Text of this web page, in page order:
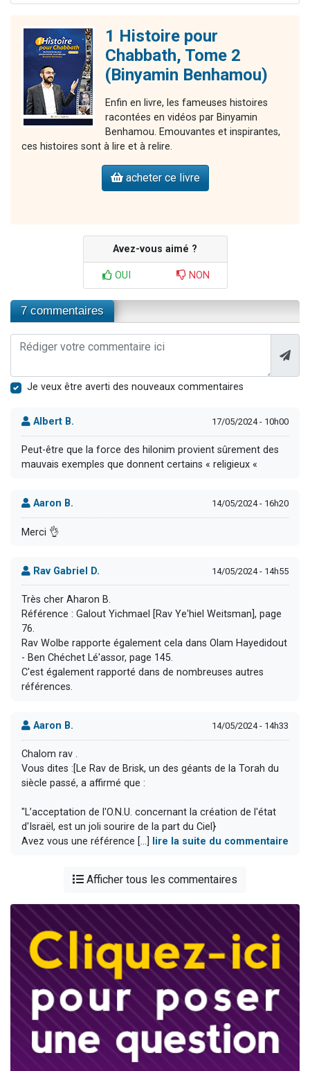
1 Histoire pour
Chabbath, Tome 2
(Binyamin Benhamou)
Enfin en livre, les fameuses histoires
racontées en vidéos par Binyamin
Benhamou. Emouvantes et inspirantes,
ces histoires sont à lire et à relire.
acheter ce livre
Avez-vous aimé ?
OUI NON
7 commentaires
Je veux être averti des nouveaux commentaires
Albert B. 17/05/2024 - 10h00
Peut-être que la force des hilonim provient sûrement des
mauvais exemples que donnent certains « religieux «
Aaron B. 14/05/2024 - 16h20
Merci 👌
Rav Gabriel D. 14/05/2024 - 14h55
Très cher Aharon B.
Référence : Galout Yichmael [Rav Ye'hiel Weitsman], page
76.
Rav Wolbe rapporte également cela dans Olam Hayedidout
- Ben Chéchet Lé'assor, page 145.
C'est également rapporté dans de nombreuses autres
références.
Aaron B. 14/05/2024 - 14h33
Chalom rav .
Vous dites :[Le Rav de Brisk, un des géants de la Torah du
siècle passé, a affirmé que :
"L’acceptation de l'O.N.U. concernant la création de l'état
d'Israël, est un joli sourire de la part du Ciel}
Avez vous une référence [...]
lire la suite du commentaire
Afficher tous les commentaires